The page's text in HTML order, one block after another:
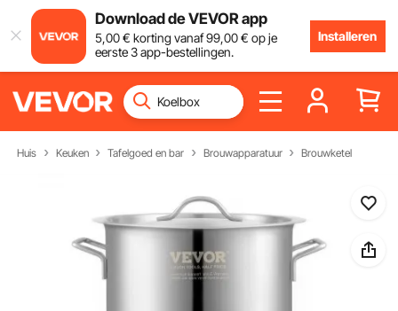
Download de VEVOR app
5,00€ korting vanaf99,00€ op je
eerste 3 app-bestellingen.
Installeren
Huis Keuken Tafelgoed en bar Brouwapparatuur Brouwketel